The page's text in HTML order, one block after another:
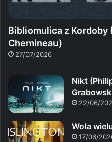
Bibliomulica z Kordoby
Chemineau)
27/07/2026
Nikt
22/06/
Wola
17/06/